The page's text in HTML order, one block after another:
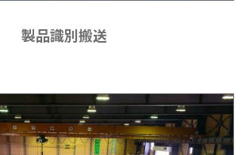
製品識別搬送